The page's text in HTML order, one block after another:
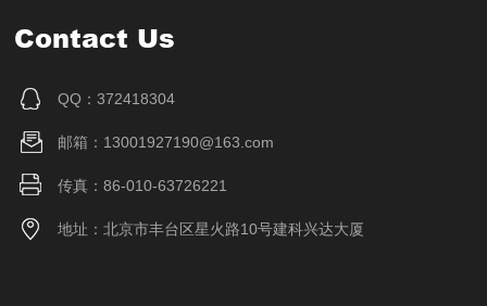
Contact Us
QQ：372418304
邮箱：13001927190@163.com
传真：86-010-63726221
地址：北京市丰台区星火路10号建科兴达大厦